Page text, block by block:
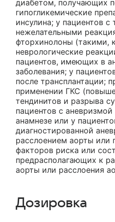
диабетом, получающих
гипогликемические
инсулина; у пациентов
нежелательными
фторхинолоны (такими,
неврологические
пациентов, имеющих в
заболевания; у
после трансплантации;
применении ГКС
тендинитов и разрыва
пациентов с
анамнезе или у
диагностированной
расслоением аорты или
факторов риска или
предрасполагающих к
аорты или расслоения
Дозировка